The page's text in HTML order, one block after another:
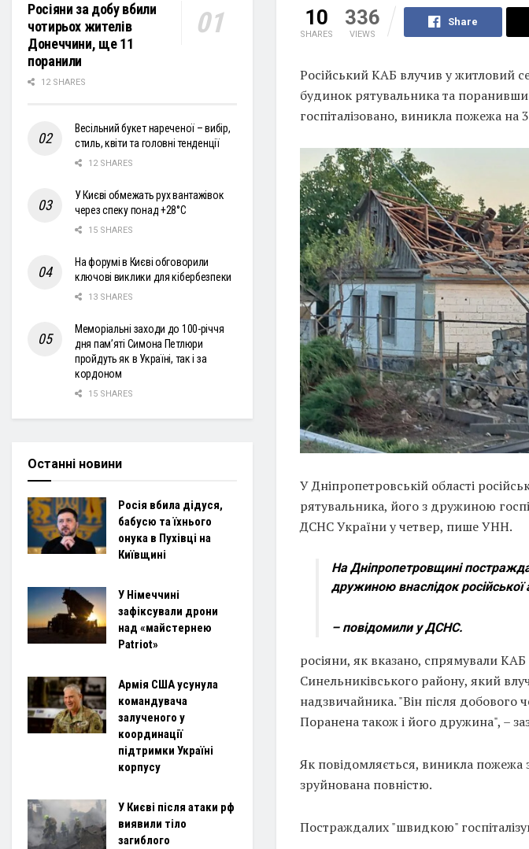
10
SHARES
336
VIEWS
Share
Російський КАБ влучив у житловий
будинок рятувальника та
госпіталізовано, виникла пожежа на
У Дніпропетровській області
рятувальника, його з дружиною
ДСНС України у четвер, пише УНН.
На Дніпропетровщині
дружиною внаслідок російської
– повідомили у ДСНС.
росіяни, як вказано, спрямували
Синельниківського району, який
надзвичайника. "Він після добового
Поранена також і його дружина", –
Як повідомляється, виникла пожежа
зруйнована повністю.
Постраждалих "швидкою"
Росіяни за добу вбили
чотирьох жителів
Донеччини, ще 11
поранили
12 SHARES
Весільний букет нареченої – вибір,
стиль, квіти та головні тенденції
12 SHARES
У Києві обмежать рух вантажівок
через спеку понад +28°С
15 SHARES
На форумі в Києві обговорили
ключові виклики для кібербезпеки
13 SHARES
Меморіальні заходи до 100-річчя
дня пам’яті Симона Петлюри
пройдуть як в Україні, так і за
кордоном
15 SHARES
Останні новини
Росія вбила дідуся,
бабусю та їхнього
онука в Пухівці на
Київщині
У Німеччині
зафіксували дрони
над «майстернею
Patriot»
Армія США усунула
командувача
залученого у
координації
підтримки Україні
корпусу
У Києві після атаки рф
виявили тіло
загиблого